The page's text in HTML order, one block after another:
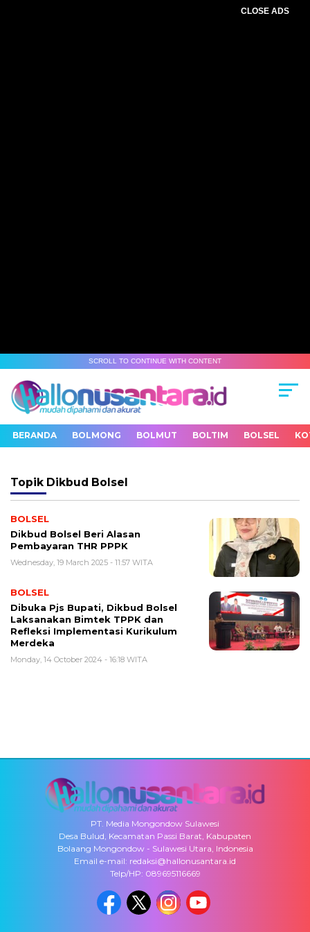
CLOSE ADS
SCROLL TO CONTINUE WITH CONTENT
BERANDA BOLMONG BOLMUT BOLTIM BOLSEL
Topik Dikbud Bolsel
BOLSEL
Dikbud Bolsel Beri Alasan
Pembayaran THR PPPK
Wednesday, 19 March 2025 - 11:57 WITA
BOLSEL
Dibuka Pjs Bupati, Dikbud Bolsel
Laksanakan Bimtek TPPK dan
Refleksi Implementasi Kurikulum
Merdeka
Monday, 14 October 2024 - 16:18 WITA
PT. Media Mongondow Sulawesi
Desa Bulud, Kecamatan Passi Barat, Kabupaten
Bolaang Mongondow - Sulawesi Utara, Indonesia
Email e-mail: redaksi@hallonusantara.id
Telp/HP: 089695116669